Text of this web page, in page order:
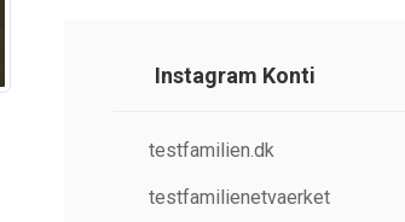
Instagram Konti
testfamilien.dk
testfamilienetvaerket